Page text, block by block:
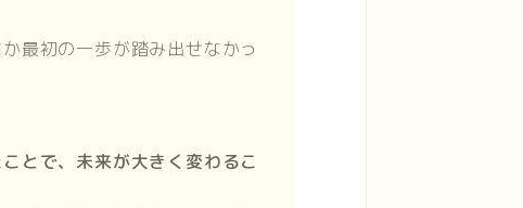
最初の一歩が踏み出せなかっ
とで、未来が大きく変わるこ